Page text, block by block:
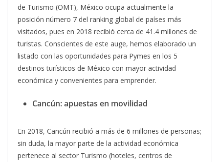
de Turismo (OMT), México ocupa actualmente la
posición número 7 del ranking global de países más
visitados, pues en 2018 recibió cerca de 41.4 millones de
turistas. Conscientes de este auge, hemos elaborado un
listado con las oportunidades para Pymes en los 5
destinos turísticos de México con mayor actividad
económica y convenientes para emprender.
Cancún: apuestas en movilidad
En 2018, Cancún recibió a más de 6 millones de personas;
sin duda, la mayor parte de la actividad económica
pertenece al sector Turismo (hoteles, centros de